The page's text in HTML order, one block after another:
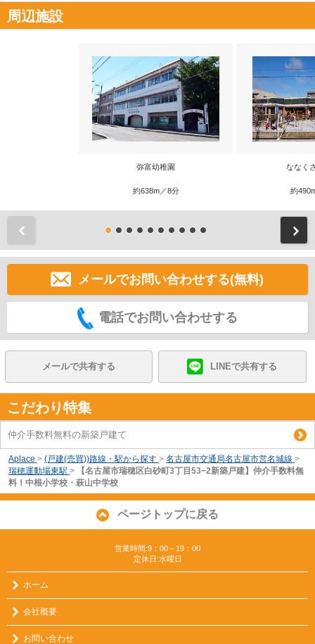
周辺施設
弥富幼稚園
約638m／8分
ななく
約
メールでお問い合わせする(無料)
電話でお問い合わせする
メールで共有する LINEで共有する
こだわり特集
仲介手数料無料の新築戸建て
Aplace > (戸建(売買))路線・駅から探す > 名古屋市交通局名古屋市営名城線 >
瑞穂運動場東駅 >
【名古屋市瑞穂区白砂町3丁目53−2新築戸建】仲介手数料無
料！中根小学校・萩山中学校
ページトップに戻る
営業時間:9：00～19：00
定休日:水曜日
ホーム
会社概要
お問い合わせ